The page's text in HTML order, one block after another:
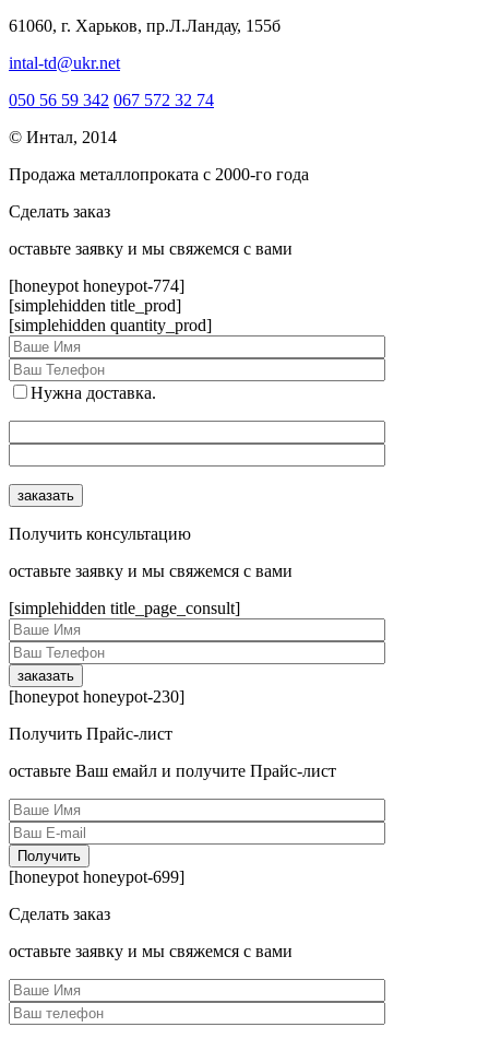
61060, г. Харьков, пр.Л.Ландау, 155б
intal-td@ukr.net
050 56 59 342 067 572 32 74
© Интал, 2014
Продажа металлопроката с 2000-го года
Сделать заказ
оcтавьте заявку и мы свяжемся с вами
[honeypot honeypot-774]
[simplehidden title_prod]
[simplehidden quantity_prod]
Нужна доставка.
Получить консультацию
оcтавьте заявку и мы свяжемся с вами
[simplehidden title_page_consult]
[honeypot honeypot-230]
Получить Прайс-лист
оcтавьте Ваш емайл и получите Прайс-лист
[honeypot honeypot-699]
Сделать заказ
оcтавьте заявку и мы свяжемся с вами